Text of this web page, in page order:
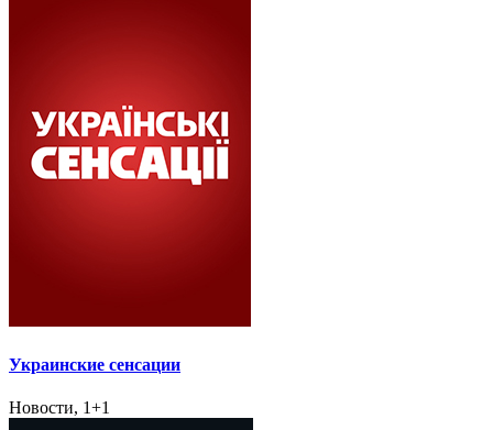
Украинские сенсации
Новости, 1+1